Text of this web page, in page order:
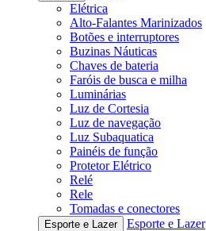
Elétrica
Alto-Falantes Marinizados
Botões e interruptores
Buzinas Náuticas
Chaves de bateria
Faróis de busca e milha
Luminárias
Luz de Cortesia
Luz de navegação
Luz Subaquatica
Painéis de função
Protetor Elétrico
Relé
Rele
Tomadas e conectores
Esporte e Lazer
Esporte e Lazer